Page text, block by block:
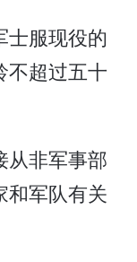
士服现役的
不超过五十
从非军事部
和军队有关